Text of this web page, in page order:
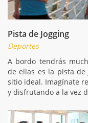
Pista de Jogging
Deportes
A bordo tendrás
de ellas es la pista de
sitio ideal. Imagínate
y disfrutando a la vez